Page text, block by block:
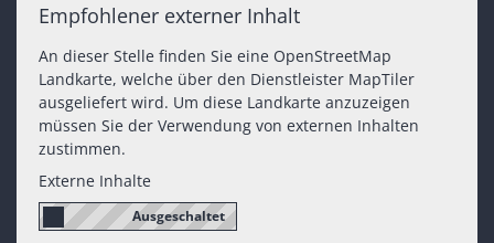
Empfohlener externer Inhalt
An dieser Stelle finden Sie eine OpenStreetMap
Landkarte, welche über den Dienstleister MapTiler
ausgeliefert wird. Um diese Landkarte anzuzeigen
müssen Sie der Verwendung von externen Inhalten
zustimmen.
Externe Inhalte